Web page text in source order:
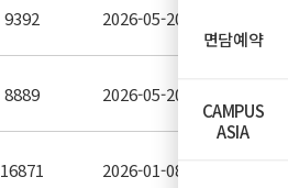
9392 2026-05-20
8889 2026-05-20
16871 2026-01-08
면담예약
CAMPUS
ASIA